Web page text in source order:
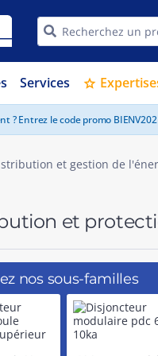
Services star
? Entrez le code promo
et gestion de
nos sous-familles